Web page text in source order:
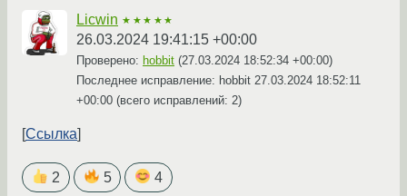
Licwin ★★★★★
26.03.2024 19:41:15 +00:00
Проверено: hobbit (27.03.2024 18:52:34 +00:00)
Последнее исправление: hobbit 27.03.2024 18:52:11
+00:00 (всего исправлений: 2)
Ссылка
2 5 4